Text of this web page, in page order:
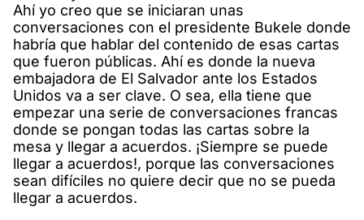
Ahí yo creo que se iniciaran unas
conversaciones con el presidente Bukele donde
habría que hablar del contenido de esas cartas
que fueron públicas. Ahí es donde la nueva
embajadora de El Salvador ante los Estados
Unidos va a ser clave. O sea, ella tiene que
empezar una serie de conversaciones francas
donde se pongan todas las cartas sobre la
mesa y llegar a acuerdos. ¡Siempre se puede
llegar a acuerdos!, porque las conversaciones
sean difíciles no quiere decir que no se pueda
llegar a acuerdos.